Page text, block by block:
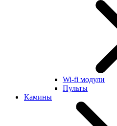
Wi-fi модули
Пульты
Камины